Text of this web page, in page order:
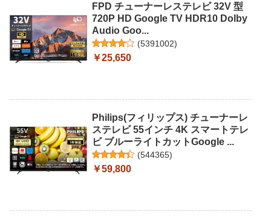
FPD チューナーレステレビ 32V 型
720P HD Google TV HDR10 Dolby
Audio Goo...
(5391002)
￥25,650
Philips(フィリップス) チューナーレ
ステレビ 55インチ 4K スマートテレ
ビ ブルーライトカットGoogle ...
(544365)
￥59,800